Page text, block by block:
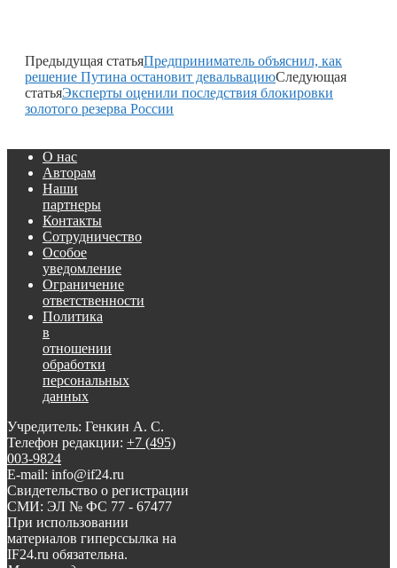
Предыдущая статьяПредприниматель объяснил, как
решение Путина остановит девальвациюСледующая
статьяЭксперты оценили последствия блокировки
золотого резерва России
О нас
Авторам
Наши
партнеры
Контакты
Сотрудничество
Особое
уведомление
Ограничение
ответственности
Политика
в
отношении
обработки
персональных
данных
Учредитель: Генкин А. С.
Телефон редакции: +7 (495)
003-9824
E-mail: info@if24.ru
Свидетельство о регистрации
СМИ: ЭЛ № ФС 77 - 67477
При использовании
материалов гиперссылка на
IF24.ru обязательна.